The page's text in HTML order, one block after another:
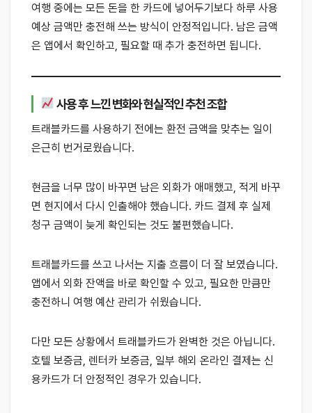
여행 중에는 모든 돈을 한 카드에 넣어두기보다 하루 사용
예상 금액만 충전해 쓰는 방식이 안정적입니다. 남은 금액
은 앱에서 확인하고, 필요할 때 추가 충전하면 됩니다.
사용 후 느낀 변화와 현실적인 추천 조합
트래블카드를 사용하기 전에는 환전 금액을 맞추는 일이
은근히 번거로웠습니다.
현금을 너무 많이 바꾸면 남은 외화가 애매했고, 적게 바꾸
면 현지에서 다시 인출해야 했습니다. 카드 결제 후 실제
청구 금액이 늦게 확인되는 것도 불편했습니다.
트래블카드를 쓰고 나서는 지출 흐름이 더 잘 보였습니다.
앱에서 외화 잔액을 바로 확인할 수 있고, 필요한 만큼만
충전하니 여행 예산 관리가 쉬웠습니다.
다만 모든 상황에서 트래블카드가 완벽한 것은 아닙니다.
호텔 보증금, 렌터카 보증금, 일부 해외 온라인 결제는 신
용카드가 더 안정적인 경우가 있습니다.